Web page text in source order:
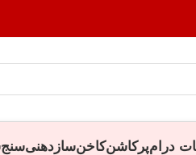
درامپرکاشنکاخنسازدهنیسنج